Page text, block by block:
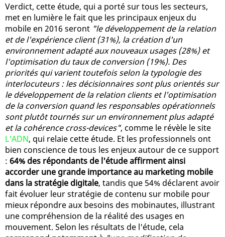
Verdict, cette étude, qui a porté sur tous les secteurs,
met en lumière le fait que les principaux enjeux du
mobile en 2016 seront "le développement de la relation
et de l'expérience client (31%), la création d'un
environnement adapté aux nouveaux usages (28%) et
l'optimisation du taux de conversion (19%). Des
priorités qui varient toutefois selon la typologie des
interlocuteurs : les décisionnaires sont plus orientés sur
le développement de la relation clients et l'optimisation
de la conversion quand les responsables opérationnels
sont plutôt tournés sur un environnement plus adapté
et la cohérence cross-devices", comme le révèle le site
L'ADN, qui relaie cette étude. Et les professionnels ont
bien conscience de tous les enjeux autour de ce support
: 64% des répondants de l'étude affirment ainsi
accorder une grande importance au marketing mobile
dans la stratégie digitale, tandis que 54% déclarent avoir
fait évoluer leur stratégie de contenu sur mobile pour
mieux répondre aux besoins des mobinautes, illustrant
une compréhension de la réalité des usages en
mouvement. Selon les résultats de l'étude, cela